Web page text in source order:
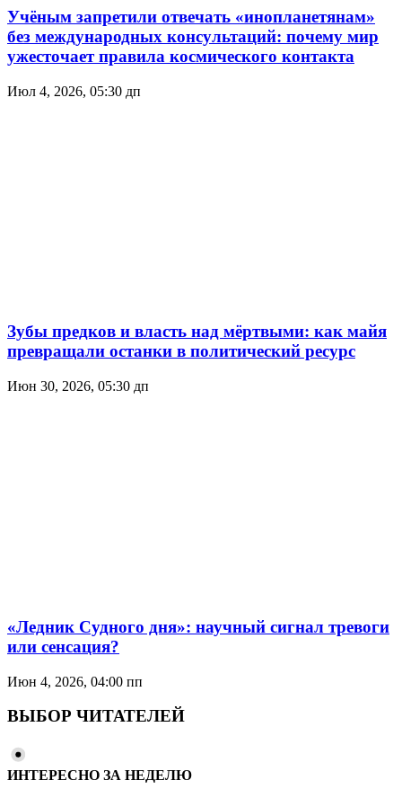
Учёным запретили отвечать «инопланетянам»
без международных консультаций: почему мир
ужесточает правила космического контакта
Июл 4, 2026, 05:30 дп
Зубы предков и власть над мёртвыми: как майя
превращали останки в политический ресурс
Июн 30, 2026, 05:30 дп
«Ледник Судного дня»: научный сигнал тревоги
или сенсация?
Июн 4, 2026, 04:00 пп
ВЫБОР ЧИТАТЕЛЕЙ
ИНТЕРЕСНО ЗА НЕДЕЛЮ